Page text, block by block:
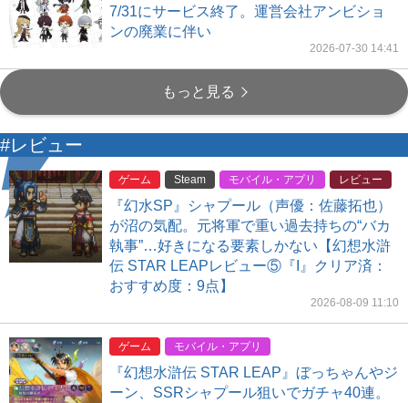
7/31にサービス終了。運営会社アンビショ
ンの廃業に伴い
2026-07-30 14:41
もっと見る
#レビュー
ゲーム Steam モバイル・アプリ レビュー
『幻水SP』シャプール（声優：佐藤拓也）
が沼の気配。元将軍で重い過去持ちの“バカ
執事”…好きになる要素しかない【幻想水滸
伝 STAR LEAPレビュー⑤『I』クリア済：
おすすめ度：9点】
2026-08-09 11:10
ゲーム モバイル・アプリ
『幻想水滸伝 STAR LEAP』ぼっちゃんやジ
ーン、SSRシャプール狙いでガチャ40連。